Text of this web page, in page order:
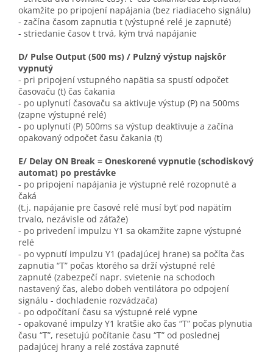
okamžite po pripojení napájania (bez riadiaceho signálu)
- začína časom zapnutia t (výstupné relé je zapnuté)
- striedanie časov t trvá, kým trvá napájanie
D/ Pulse Output (500 ms) / Pulzný výstup najskôr
vypnutý
- pri pripojení vstupného napätia sa spustí odpočet
časovaču (t) čas čakania
- po uplynutí časovaču sa aktivuje výstup (P) na 500ms
(zapne výstupné relé)
- po uplynutí (P) 500ms sa výstup deaktivuje a začína
opakovaný odpočet času čakania (t)
E/ Delay ON Break = Oneskorené vypnutie (schodiskový
automat) po prestávke
- po pripojení napájania je výstupné relé rozopnuté a
čaká
(t.j. napájanie pre časové relé musí byť pod napätím
trvalo, nezávisle od záťaže)
- po privedení impulzu Y1 sa okamžite zapne výstupné
relé
- po vypnutí impulzu Y1 (padajúcej hrane) sa počíta čas
zapnutia “T” počas ktorého sa drží výstupné relé
zapnuté (zabezpečí napr. svietenie na schodoch
nastavený čas, alebo dobeh ventilátora po odpojení
signálu - dochladenie rozvádzača)
- po odpočítaní času sa výstupné relé vypne
- opakované impulzy Y1 kratšie ako čas “T” počas plynutia
času “T”, resetujú počítanie času “T” od poslednej
padajúcej hrany a relé zostáva zapnuté